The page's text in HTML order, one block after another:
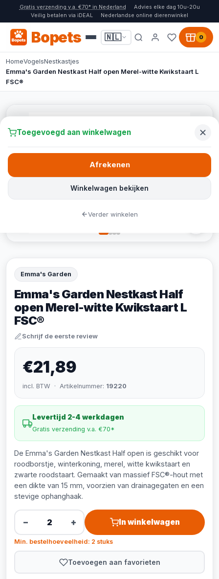
Gratis verzending v.a. €70* in Nederland
Advies elke dag 10u-20u
Veilig betalen via iDEAL
Nederlandse online dierenwinkel
Bopets 🇳🇱 0
HomeVogelsNestkastjes
Emma's Garden Nestkast Half open Merel-witte Kwikstaart L
FSC®
Emma's Garden
Emma's Garden Nestkast Half
open Merel-witte Kwikstaart L
FSC®
Schrijf de eerste review
€21,89
incl. BTW · Artikelnummer: 19220
Levertijd 2-4 werkdagen
Gratis verzending v.a. €70*
De Emma's Garden Nestkast Half open is geschikt voor
roodborstje, winterkoning, merel, witte kwikstaart en
zwarte roodstaart. Gemaakt van massief FSC®-hout met
een dikte van 15 mm, voorzien van drainagegaten en een
stevige ophanghaak.
− + In winkelwagen
Min. bestelhoeveelheid: 2 stuks
Toevoegen aan favorieten
Toegevoegd aan winkelwagen
Winkelwagen bekijken
Afrekenen
Verder winkelen